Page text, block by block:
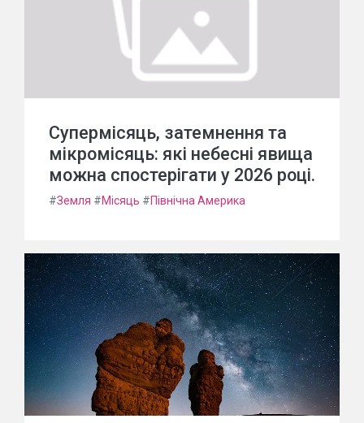
Супермісяць, затемнення та
мікромісяць: які небесні явища
можна спостерігати у 2026 році.
#Земля #Місяць #Північна Америка